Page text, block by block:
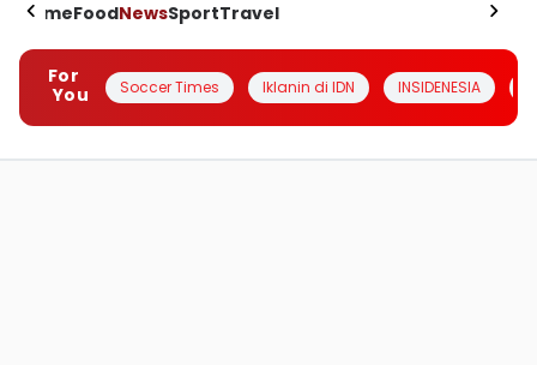
HomeFoodNewsSportTravel
For
You
Soccer Times Iklanin di IDN INSIDENESIA